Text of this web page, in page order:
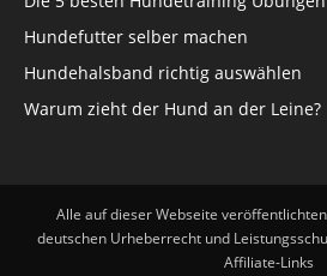
Hundefutter selber machen
Hundehalsband richtig auswählen
Warum zieht der Hund an der Leine?
Alle auf dieser Webseite
deutschen Urheberrecht und
Affiliate-Links